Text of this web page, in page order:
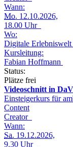
Wann:
Mo. 12.10.2026,
18.00 Uhr
Wo:
Digitale Erlebniswelt
Kursleitung:
Fabian Hoffmann
Status:
Plätze frei
Videoschnitt in
Einsteigerkurs für
Content
Creator
Wann:
Sa. 19.12.2026,
9.30 Uhr